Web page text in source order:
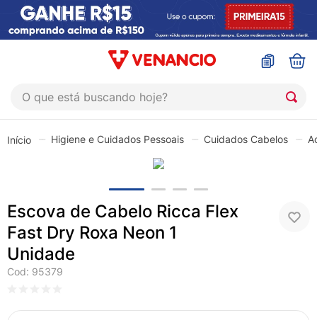
O que está buscando hoje?
Higiene e Cuidados Pessoais Cuidados Cabelos
Escova de Cabelo Ricca Flex
Fast Dry Roxa Neon 1
Unidade
Cod: 95379
º
coristina
4º
admuc